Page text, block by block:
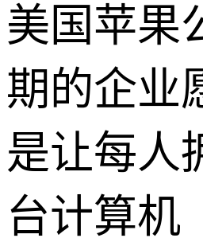
美国苹果
期的企业
是让每人
台计算机